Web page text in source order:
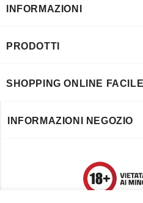
INFORMAZIONI
PRODOTTI
SHOPPING ONLINE FACILE
INFORMAZIONI NEGOZIO